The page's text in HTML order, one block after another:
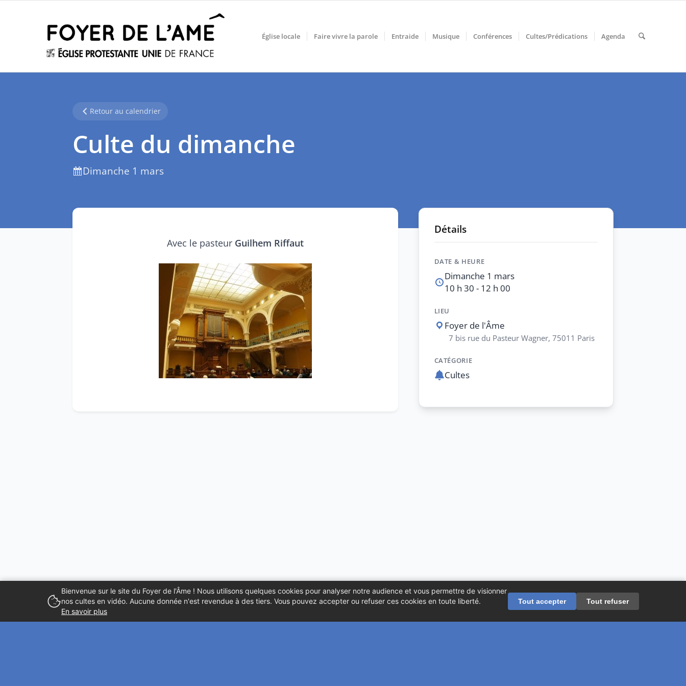
Église locale Faire vivre la parole Entraide Musique Conférences Cultes/Prédications Agenda
Retour au calendrier
Culte du dimanche
Dimanche 1 mars
Avec le pasteur Guilhem Riffaut
Détails
DATE & HEURE
Dimanche 1 mars
10 h 30 - 12 h 00
LIEU
Foyer de l'Âme
7 bis rue du Pasteur Wagner, 75011 Paris
CATÉGORIE
Cultes
Bienvenue sur le site du Foyer de l'Âme ! Nous utilisons quelques cookies pour analyser notre audience et vous permettre de visionner
nos cultes en vidéo. Aucune donnée n'est revendue à des tiers. Vous pouvez accepter ou refuser ces cookies en toute liberté.
En savoir plus
Tout accepter Tout refuser